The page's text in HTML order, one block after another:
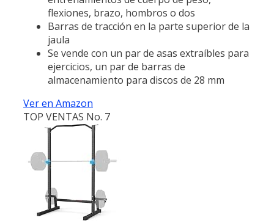
flexiones, brazo, hombros o dos
Barras de tracción en la parte superior de la
jaula
Se vende con un par de asas extraíbles para
ejercicios, un par de barras de
almacenamiento para discos de 28 mm
Ver en Amazon
TOP VENTAS No. 7